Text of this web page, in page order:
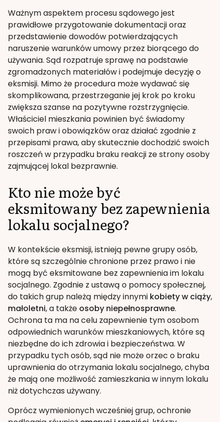
Ważnym aspektem procesu sądowego jest
prawidłowe przygotowanie dokumentacji oraz
przedstawienie dowodów potwierdzających
naruszenie warunków umowy przez biorącego do
używania. Sąd rozpatruje sprawę na podstawie
zgromadzonych materiałów i podejmuje decyzję o
eksmisji. Mimo że procedura może wydawać się
skomplikowana, przestrzeganie jej krok po kroku
zwiększa szanse na pozytywne rozstrzygnięcie.
Właściciel mieszkania powinien być świadomy
swoich praw i obowiązków oraz działać zgodnie z
przepisami prawa, aby skutecznie dochodzić swoich
roszczeń w przypadku braku reakcji ze strony osoby
zajmującej lokal bezprawnie.
Kto nie może być
eksmitowany bez zapewnienia
lokalu socjalnego?
W kontekście eksmisji, istnieją pewne grupy osób,
które są szczególnie chronione przez prawo i nie
mogą być eksmitowane bez zapewnienia im lokalu
socjalnego. Zgodnie z ustawą o pomocy społecznej,
do takich grup należą między innymi kobiety w ciąży,
małoletni, a także osoby niepełnosprawne.
Ochrona ta ma na celu zapewnienie tym osobom
odpowiednich warunków mieszkaniowych, które są
niezbędne do ich zdrowia i bezpieczeństwa. W
przypadku tych osób, sąd nie może orzec o braku
uprawnienia do otrzymania lokalu socjalnego, chyba
że mają one możliwość zamieszkania w innym lokalu
niż dotychczas używany.
Oprócz wymienionych wcześniej grup, ochronie